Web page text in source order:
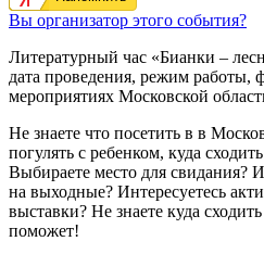
Вы организатор этого события?
Литературный час «Бианки –
дата проведения, режим работы,
мероприятиях Московской
Не знаете что посетить в в
погулять с ребенком, куда
Выбираете место для свидания?
на выходные? Интересуетесь
выставки? Не знаете куда
поможет!